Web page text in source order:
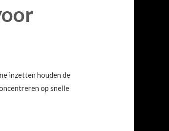
inzetten houden de
op snelle